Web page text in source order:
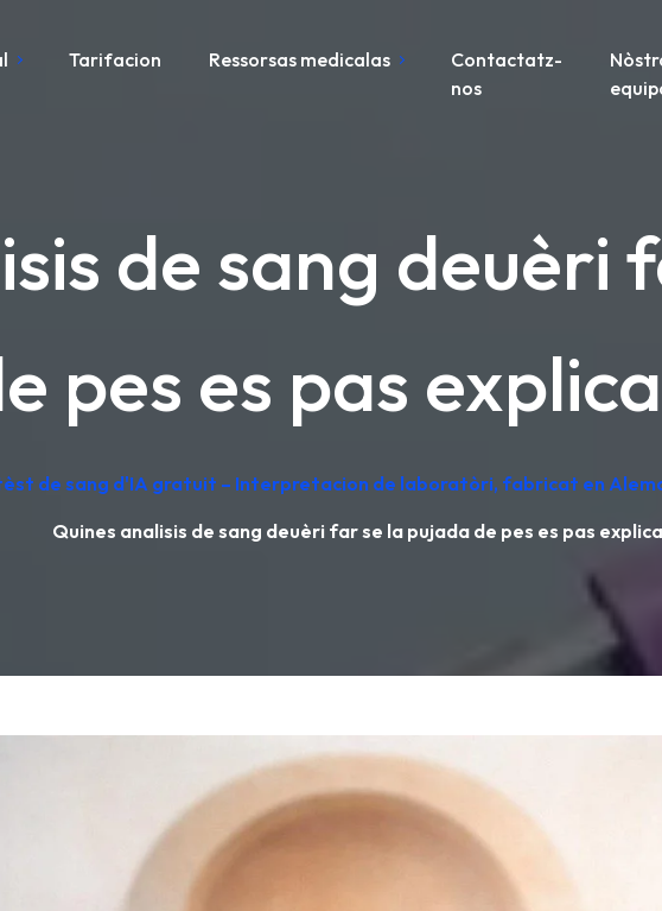
Tarifacion Ressorsas medicalas
Contactatz-
nos
de sang deuèri
pes es pas
de sang d'IA gratuit – Interpretacion de laboratòri, fabricat en
Quines analisis de sang deuèri far se la pujada de pes es pas